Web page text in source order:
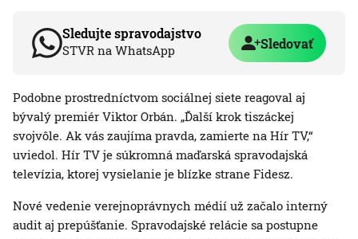
Sledujte spravodajstvo
STVR na WhatsApp Sledovať
Podobne prostredníctvom sociálnej siete reagoval aj
bývalý premiér Viktor Orbán. „Ďalší krok tiszáckej
svojvôle. Ak vás zaujíma pravda, zamierte na Hír TV,“
uviedol. Hír TV je súkromná maďarská spravodajská
televízia, ktorej vysielanie je blízke strane Fidesz.
Nové vedenie verejnoprávnych médií už začalo interný
audit aj prepúšťanie. Spravodajské relácie sa postupne